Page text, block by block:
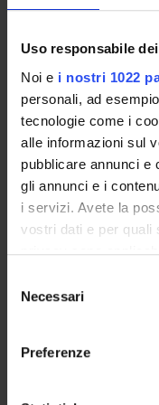
Uso responsabile
Noi e i nostri 1022
personali, ad
tecnologie come i
alle informazioni sul
pubblicare annunci e
gli annunci e i
i servizi. Avete la
vostri dati e per quali
privacy sono
modificare o
momento dalla
delNecessari
Preferenze
Biochemistry &
Biochimica e Biologia
Biochemistry &
Proteomica
Biochemistry &
Biochimica e
Biochemistry &
Proteomica
Biochemistry &
Biochemistry &
Biochemistry &